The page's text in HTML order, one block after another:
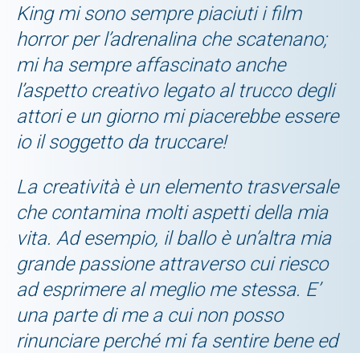
King mi sono sempre piaciuti i film
horror per l’adrenalina che scatenano;
mi ha sempre affascinato anche
l’aspetto creativo legato al trucco degli
attori e un giorno mi piacerebbe essere
io il soggetto da truccare!
La creatività è un elemento trasversale
che contamina molti aspetti della mia
vita. Ad esempio, il ballo è un’altra mia
grande passione attraverso cui riesco
ad esprimere al meglio me stessa. E’
una parte di me a cui non posso
rinunciare perché mi fa sentire bene ed